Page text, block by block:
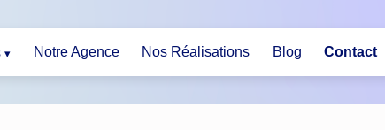
Notre Agence Nos Réalisations Blog Contact